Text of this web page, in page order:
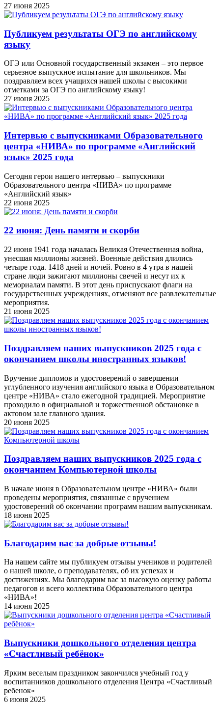
27 июня 2025
Публикуем результаты ОГЭ по английскому
языку
ОГЭ или Основной государственный экзамен – это первое
серьезное выпускное испытание для школьников. Мы
поздравляем всех учащихся нашей школы с высокими
отметками за ОГЭ по английскому языку!
27 июня 2025
Интервью с выпускниками Образовательного
центра «НИВА» по программе «Английский
язык» 2025 года
Сегодня герои нашего интервью – выпускники
Образовательного центра «НИВА» по программе
«Английский язык»
22 июня 2025
22 июня: День памяти и скорби
22 июня 1941 года началась Великая Отечественная война,
унесшая миллионы жизней. Военные действия длились
четыре года. 1418 дней и ночей. Ровно в 4 утра в нашей
стране люди зажигают миллионы свечей и несут их к
мемориалам памяти. В этот день приспускают флаги на
государственных учреждениях, отменяют все развлекательные
мероприятия.
21 июня 2025
Поздравляем наших выпускников 2025 года c
окончанием школы иностранных языков!
Вручение дипломов и удостоверений о завершении
углубленного изучения английского языка в Образовательном
центре «НИВА» стало ежегодной традицией. Мероприятие
проходило в официальной и торжественной обстановке в
актовом зале главного здания.
20 июня 2025
Поздравляем наших выпускников 2025 года c
окончанием Компьютерной школы
В начале июня в Образовательном центре «НИВА» были
проведены мероприятия, связанные с вручением
удостоверений об окончании программ нашим выпускникам.
18 июня 2025
Благодарим вас за добрые отзывы!
На нашем сайте мы публикуем отзывы учеников и родителей
о нашей школе, о преподавателях, об их успехах и
достижениях. Мы благодарим вас за высокую оценку работы
педагогов и всего коллектива Образовательного центра
«НИВА»!
14 июня 2025
Выпускники дошкольного отделения центра
«Счастливый ребёнок»
Ярким веселым праздником закончился учебный год у
воспитанников дошкольного отделения Центра «Счастливый
ребенок»
6 июня 2025